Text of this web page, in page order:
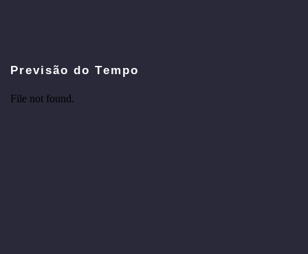
Previsão do Tempo